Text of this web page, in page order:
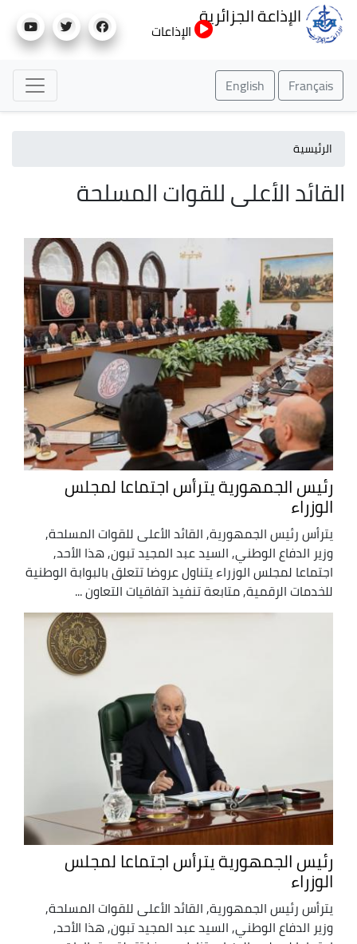
إلى
الإذاعة الجزائرية
الإذاعات
Français
English
الرئيسية
القائد الأعلى للقوات المسلحة
رئيس الجمهورية يترأس اجتماعا لمجلس
الوزراء
يترأس رئيس الجمهورية, القائد الأعلى للقوات المسلحة,
وزير الدفاع الوطني, السيد عبد المجيد تبون, هذا الأحد,
اجتماعا لمجلس الوزراء يتناول عروضا تتعلق بالبوابة الوطنية
للخدمات الرقمية, متابعة تنفيذ اتفاقيات التعاون ...
رئيس الجمهورية يترأس اجتماعا لمجلس
الوزراء
يترأس رئيس الجمهورية, القائد الأعلى للقوات المسلحة,
وزير الدفاع الوطني, السيد عبد المجيد تبون, هذا الأحد,